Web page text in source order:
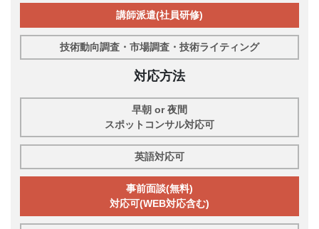
講師派遣(社員研修)
技術動向調査・市場調査・技術ライティング
対応方法
早朝 or 夜間
スポットコンサル対応可
英語対応可
事前面談(無料)
対応可(WEB対応含む)